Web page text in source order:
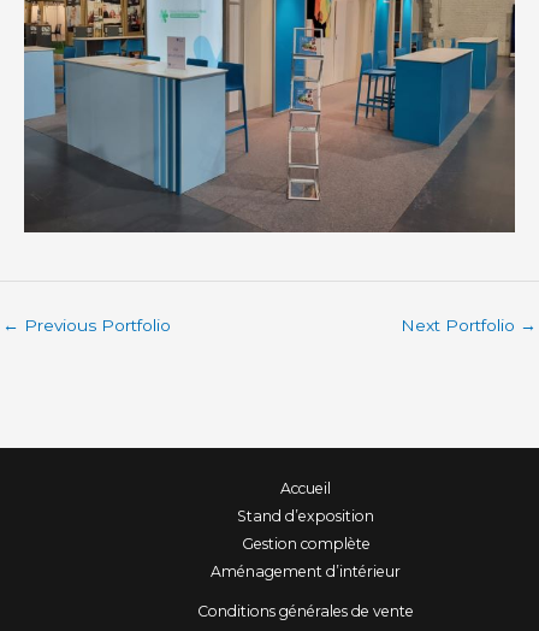
← Previous Portfolio Next Portfolio →
Accueil
Stand d’exposition
Gestion complète
Aménagement d’intérieur
Conditions générales de vente